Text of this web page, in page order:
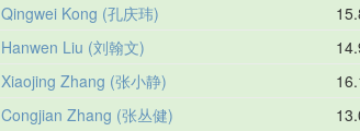
Qingwei Kong (孔庆玮)
Hanwen Liu (刘翰文)
Xiaojing Zhang (张小静)
Congjian Zhang (张丛健)